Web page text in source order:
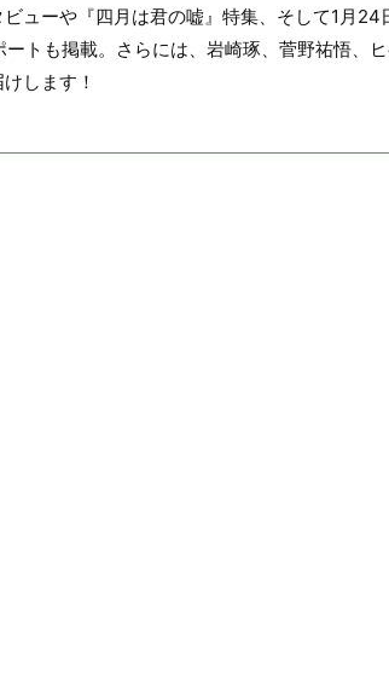
ューや『四月は君の嘘』特集、そして1月24
トも掲載。さらには、岩崎琢、菅野祐悟、
します！